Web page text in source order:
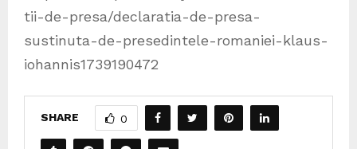
tii-de-presa/declaratia-de-presa-
sustinuta-de-presedintele-romaniei-klaus-
iohannis1739190472
SHARE 0